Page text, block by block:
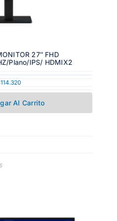
27″ FHD
Plano/IPS/ HDMIX2
114.320
Al Carrito